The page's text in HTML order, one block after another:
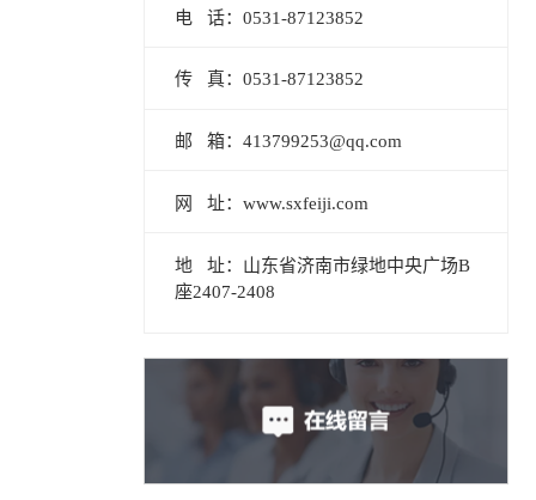
电 话：0531-87123852
传 真：0531-87123852
邮 箱：413799253@qq.com
网 址：www.sxfeiji.com
地 址：山东省济南市绿地中央广场B
座2407-2408